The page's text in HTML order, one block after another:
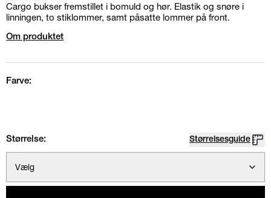
Cargo bukser fremstillet i bomuld og hør. Elastik og snøre i
linningen, to stiklommer, samt påsatte lommer på front.
Om produktet
Farve:
Størrelse: Størrelsesguide
Vælg